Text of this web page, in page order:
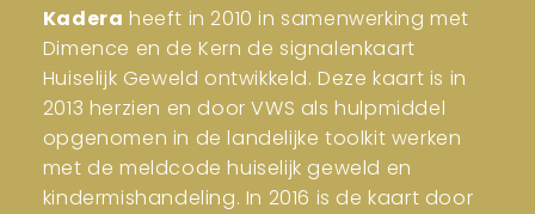
Kadera heeft in 2010 in samenwerking met
Dimence en de Kern de signalenkaart
Huiselijk Geweld ontwikkeld. Deze kaart is in
2013 herzien en door VWS als hulpmiddel
opgenomen in de landelijke toolkit werken
met de meldcode huiselijk geweld en
kindermishandeling. In 2016 is de kaart door